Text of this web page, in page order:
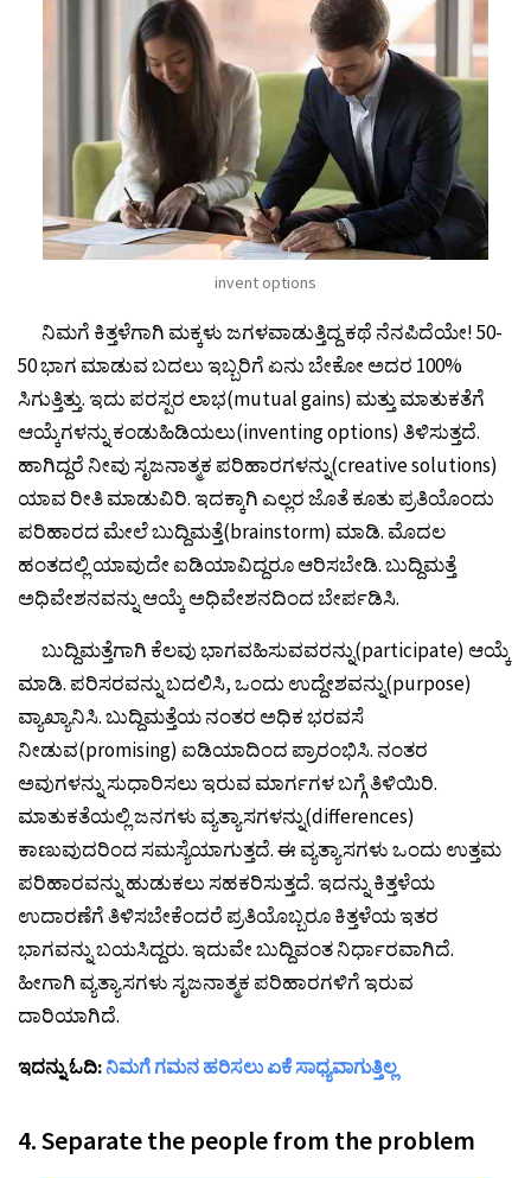
invent options
ನಿಮಗೆ ಕಿತ್ತಳೆಗಾಗಿ ಮಕ್ಕಳು ಜಗಳವಾಡುತ್ತಿದ್ದ ಕಥೆ ನೆನಪಿದೆಯೇ! 50-
50 ಭಾಗ ಮಾಡುವ ಬದಲು ಇಬ್ಬರಿಗೆ ಏನು ಬೇಕೋ ಅದರ 100%
ಸಿಗುತ್ತಿತ್ತು. ಇದು ಪರಸ್ಪರ ಲಾಭ(mutual gains) ಮತ್ತು ಮಾತುಕತೆಗೆ
ಆಯ್ಕೆಗಳನ್ನು ಕಂಡುಹಿಡಿಯಲು(inventing options) ತಿಳಿಸುತ್ತದೆ.
ಹಾಗಿದ್ದರೆ ನೀವು ಸೃಜನಾತ್ಮಕ ಪರಿಹಾರಗಳನ್ನು(creative solutions)
ಯಾವ ರೀತಿ ಮಾಡುವಿರಿ. ಇದಕ್ಕಾಗಿ ಎಲ್ಲರ ಜೊತೆ ಕೂತು ಪ್ರತಿಯೊಂದು
ಪರಿಹಾರದ ಮೇಲೆ ಬುದ್ದಿಮತ್ತೆ(brainstorm) ಮಾಡಿ. ಮೊದಲ
ಹಂತದಲ್ಲಿ ಯಾವುದೇ ಐಡಿಯಾವಿದ್ದರೂ ಆರಿಸಬೇಡಿ. ಬುದ್ದಿಮತ್ತೆ
ಅಧಿವೇಶನವನ್ನು ಆಯ್ಕೆ ಅಧಿವೇಶನದಿಂದ ಬೇರ್ಪಡಿಸಿ.
ಬುದ್ದಿಮತ್ತೆಗಾಗಿ ಕೆಲವು ಭಾಗವಹಿಸುವವರನ್ನು(participate) ಆಯ್ಕೆ
ಮಾಡಿ. ಪರಿಸರವನ್ನು ಬದಲಿಸಿ, ಒಂದು ಉದ್ದೇಶವನ್ನು(purpose)
ವ್ಯಾಖ್ಯಾನಿಸಿ. ಬುದ್ದಿಮತ್ತೆಯ ನಂತರ ಅಧಿಕ ಭರವಸೆ
ನೀಡುವ(promising) ಐಡಿಯಾದಿಂದ ಪ್ರಾರಂಭಿಸಿ. ನಂತರ
ಅವುಗಳನ್ನು ಸುಧಾರಿಸಲು ಇರುವ ಮಾರ್ಗಗಳ ಬಗ್ಗೆ ತಿಳಿಯಿರಿ.
ಮಾತುಕತೆಯಲ್ಲಿ ಜನಗಳು ವ್ಯತ್ಯಾಸಗಳನ್ನು(differences)
ಕಾಣುವುದರಿಂದ ಸಮಸ್ಯೆಯಾಗುತ್ತದೆ. ಈ ವ್ಯತ್ಯಾಸಗಳು ಒಂದು ಉತ್ತಮ
ಪರಿಹಾರವನ್ನು ಹುಡುಕಲು ಸಹಕರಿಸುತ್ತದೆ. ಇದನ್ನು ಕಿತ್ತಳೆಯ
ಉದಾರಣೆಗೆ ತಿಳಿಸಬೇಕೆಂದರೆ ಪ್ರತಿಯೊಬ್ಬರೂ ಕಿತ್ತಳೆಯ ಇತರ
ಭಾಗವನ್ನು ಬಯಸಿದ್ದರು. ಇದುವೇ ಬುದ್ದಿವಂತ ನಿರ್ಧಾರವಾಗಿದೆ.
ಹೀಗಾಗಿ ವ್ಯತ್ಯಾಸಗಳು ಸೃಜನಾತ್ಮಕ ಪರಿಹಾರಗಳಿಗೆ ಇರುವ
ದಾರಿಯಾಗಿದೆ.
ಇದನ್ನು ಓದಿ:ನಿಮಗೆ ಗಮನ ಹರಿಸಲು ಏಕೆ ಸಾಧ್ಯವಾಗುತ್ತಿಲ್ಲ
4. Separate the people from the problem